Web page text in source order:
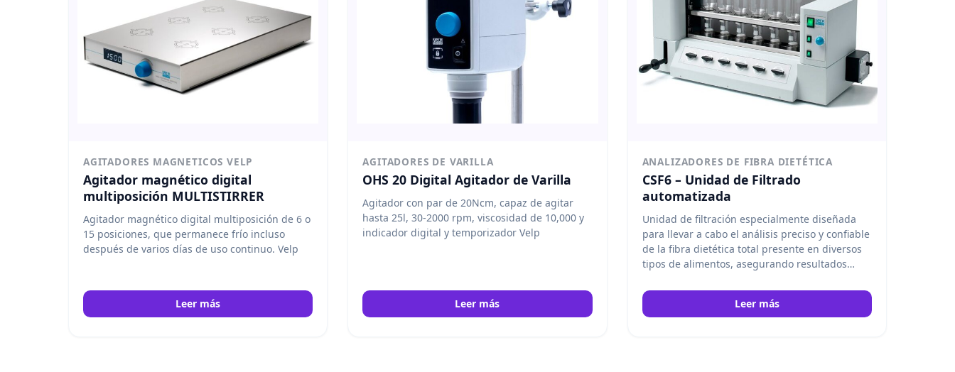
AGITADORES MAGNETICOS VELP
Agitador magnético digital
multiposición MULTISTIRRER
Agitador magnético digital multiposición de 6 o
15 posiciones, que permanece frío incluso
después de varios días de uso continuo. Velp
Leer más
AGITADORES DE VARILLA
OHS 20 Digital Agitador de Varilla
Agitador con par de 20Ncm, capaz de agitar
hasta 25l, 30-2000 rpm, viscosidad de 10,000 y
indicador digital y temporizador Velp
Leer más
ANALIZADORES DE FIBRA DIETÉTICA
CSF6 – Unidad de Filtrado
automatizada
Unidad de filtración especialmente diseñada
para llevar a cabo el análisis preciso y confiable
de la fibra dietética total presente en diversos
tipos de alimentos, asegurando resultados
laboratorio. Velp
Leer más